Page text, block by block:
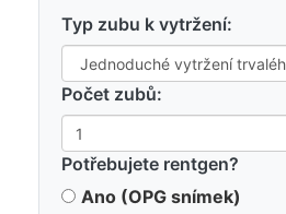
Typ zubu k vytržení:
Počet zubů:
Potřebujete rentgen?
Ano (OPG snímek)